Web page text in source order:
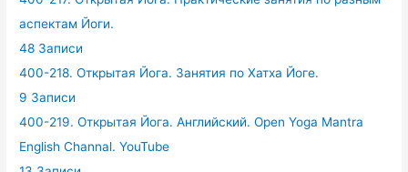
аспектам Йоги.
48 Записи
400-218. Открытая Йога. Занятия по Хатха Йоге.
9 Записи
400-219. Открытая Йога. Английский. Open Yoga Mantra
English Channal. YouTube